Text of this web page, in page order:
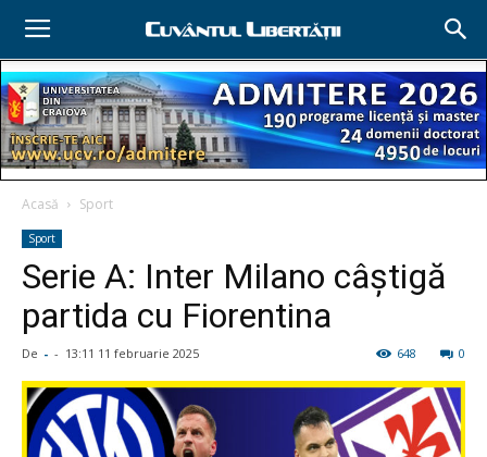
Acasă Sport
Sport
Serie A: Inter Milano câştigă
partida cu Fiorentina
De - - 13:11 11 februarie 2025 0
648